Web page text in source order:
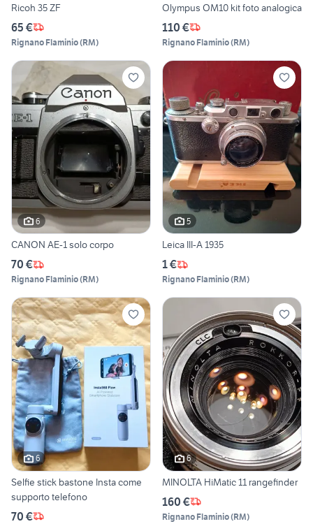
Ricoh 35 ZF
65 €
Rignano Flaminio(RM)
Olympus OM10 kit foto analogica
110 €
Rignano Flaminio(RM)
6
CANON AE-1 solo corpo
70 €
Rignano Flaminio(RM)
5
Leica III-A 1935
1 €
Rignano Flaminio(RM)
6
Selfie stick bastone Insta come
supporto telefono
70 €
6
MINOLTA HiMatic 11 rangefinder
160 €
Rignano Flaminio(RM)